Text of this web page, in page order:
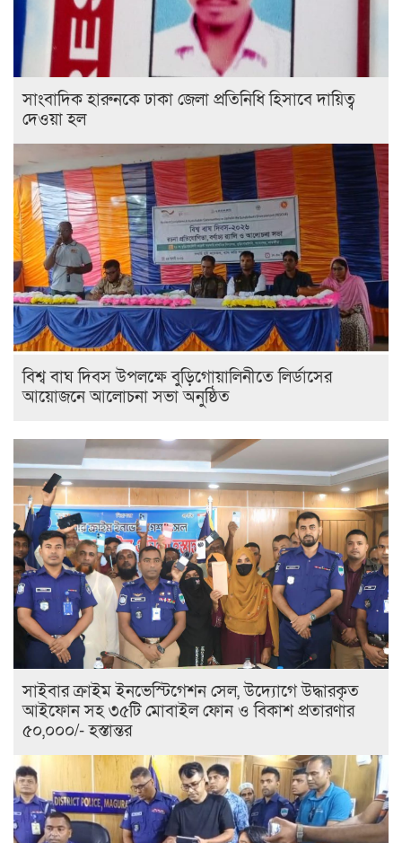
সাংবাদিক হারুনকে ঢাকা জেলা প্রতিনিধি হিসাবে দায়িত্ব
দেওয়া হল
বিশ্ব বাঘ দিবস উপলক্ষে বুড়িগোয়ালিনীতে লির্ডাসের
আয়োজনে আলোচনা সভা অনুষ্ঠিত
সাইবার ক্রাইম ইনভেস্টিগেশন সেল, উদ্যোগে উদ্ধারকৃত
আইফোন সহ ৩৫টি মোবাইল ফোন ও বিকাশ প্রতারণার
৫০,০০০/- হস্তান্তর